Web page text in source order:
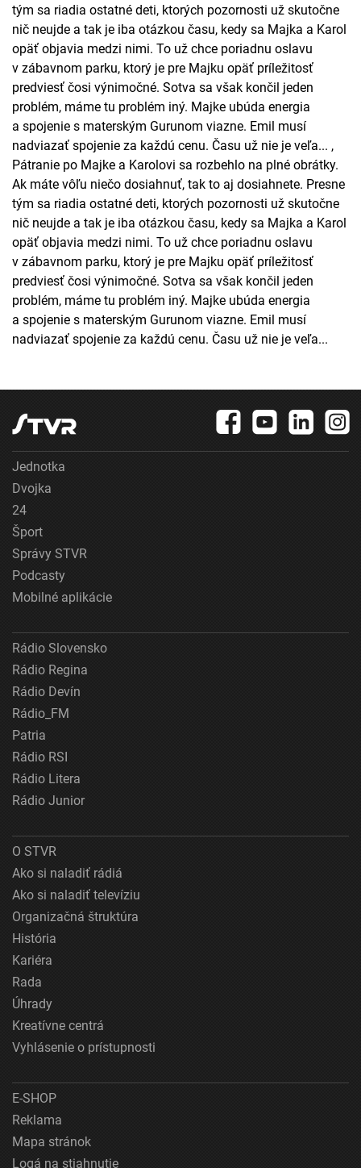
tým sa riadia ostatné deti, ktorých pozornosti už skutočne
nič neujde a tak je iba otázkou času, kedy sa Majka a Karol
opäť objavia medzi nimi. To už chce poriadnu oslavu
v zábavnom parku, ktorý je pre Majku opäť príležitosť
predviesť čosi výnimočné. Sotva sa však končil jeden
problém, máme tu problém iný. Majke ubúda energia
a spojenie s materským Gurunom viazne. Emil musí
nadviazať spojenie za každú cenu. Času už nie je veľa... ,
Pátranie po Majke a Karolovi sa rozbehlo na plné obrátky.
Ak máte vôľu niečo dosiahnuť, tak to aj dosiahnete. Presne
tým sa riadia ostatné deti, ktorých pozornosti už skutočne
nič neujde a tak je iba otázkou času, kedy sa Majka a Karol
opäť objavia medzi nimi. To už chce poriadnu oslavu
v zábavnom parku, ktorý je pre Majku opäť príležitosť
predviesť čosi výnimočné. Sotva sa však končil jeden
problém, máme tu problém iný. Majke ubúda energia
a spojenie s materským Gurunom viazne. Emil musí
nadviazať spojenie za každú cenu. Času už nie je veľa...
Jednotka
Dvojka
24
Šport
Správy STVR
Podcasty
Mobilné aplikácie
Rádio Slovensko
Rádio Regina
Rádio Devín
Rádio_FM
Patria
Rádio RSI
Rádio Litera
Rádio Junior
O STVR
Ako si naladiť rádiá
Ako si naladiť televíziu
Organizačná štruktúra
História
Kariéra
Rada
Úhrady
Kreatívne centrá
Vyhlásenie o prístupnosti
E-SHOP
Reklama
Mapa stránok
Logá na stiahnutie